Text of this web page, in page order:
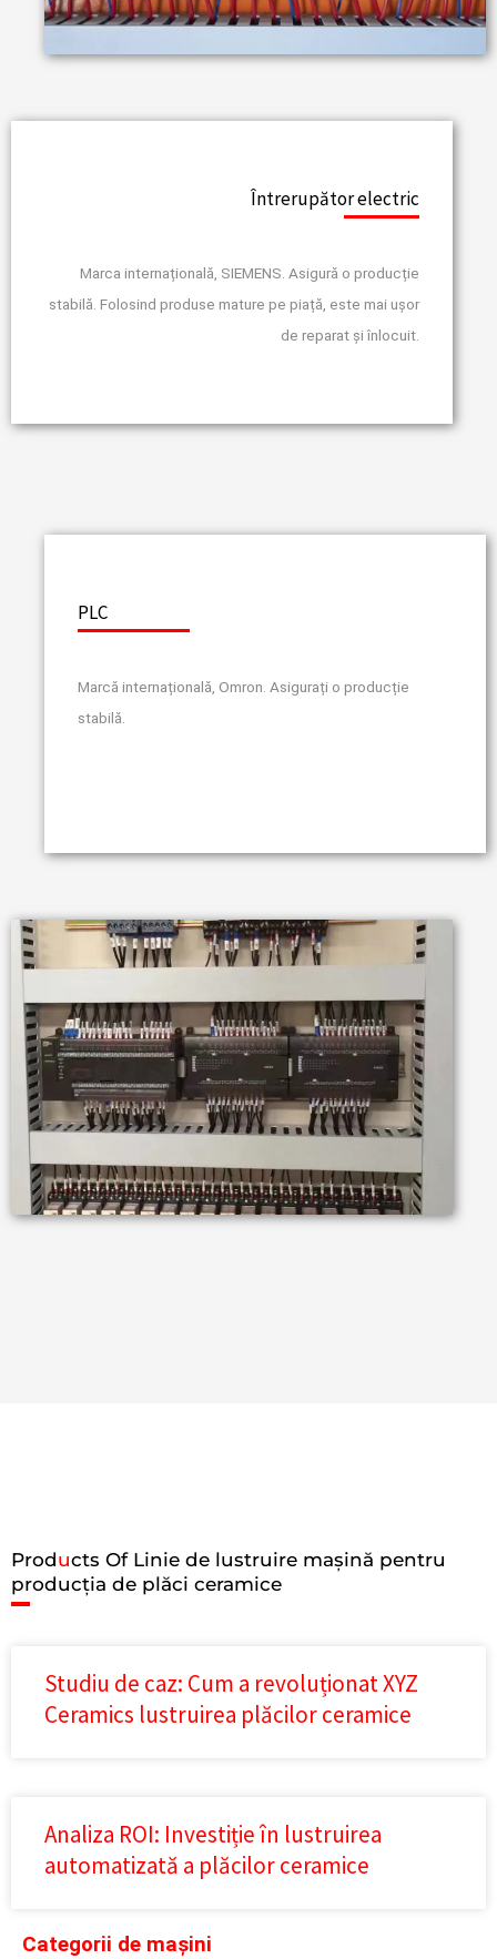
Întrerupător electric
Marca internațională, SIEMENS. Asigură o producție
stabilă. Folosind produse mature pe piață, este mai ușor
de reparat și înlocuit.
PLC
Marcă internațională, Omron. Asigurați o producție
stabilă.
Products Of Linie de lustruire mașină pentru
producția de plăci ceramice
Studiu de caz: Cum a revoluționat XYZ
Ceramics lustruirea plăcilor ceramice
Analiza ROI: Investiție în lustruirea
automatizată a plăcilor ceramice
Categorii de mașini